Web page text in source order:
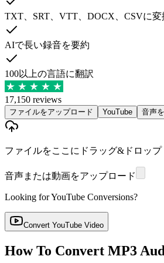
TXT、SRT、VTT、DOCX、CSVに変
AIで長い録音を要約
100以上の言語に翻訳
17,150 reviews
ファイルをアップロード YouTube 音声
ファイルをここにドラッグ&ドロップ
音声または動画をアップロード
Looking for YouTube Conversions?
Convert YouTube Video
How To Convert MP3